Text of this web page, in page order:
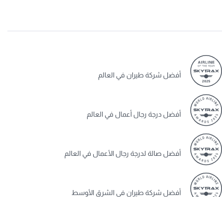
أفضل شركة طيران في العالم
أفضل درجة رجال أعمال في العالم
أفضل صالة لدرجة رجال الأعمال في العالم
أفضل شركة طيران في الشرق الأوسط